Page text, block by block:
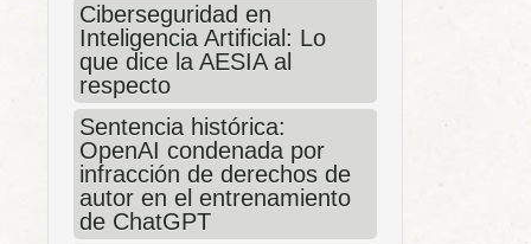
Ciberseguridad en
Inteligencia Artificial: Lo
que dice la AESIA al
respecto
Sentencia histórica:
OpenAI condenada por
infracción de derechos de
autor en el entrenamiento
de ChatGPT